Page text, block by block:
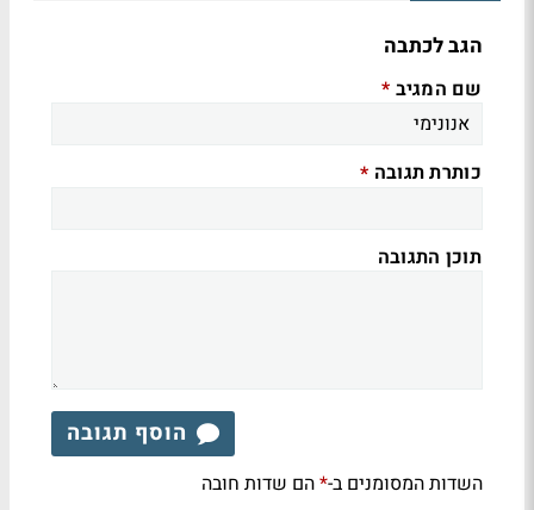
הגב לכתבה
שם המגיב *
כותרת תגובה *
תוכן התגובה
הוסף תגובה
השדות המסומנים ב-*הם שדות חובה